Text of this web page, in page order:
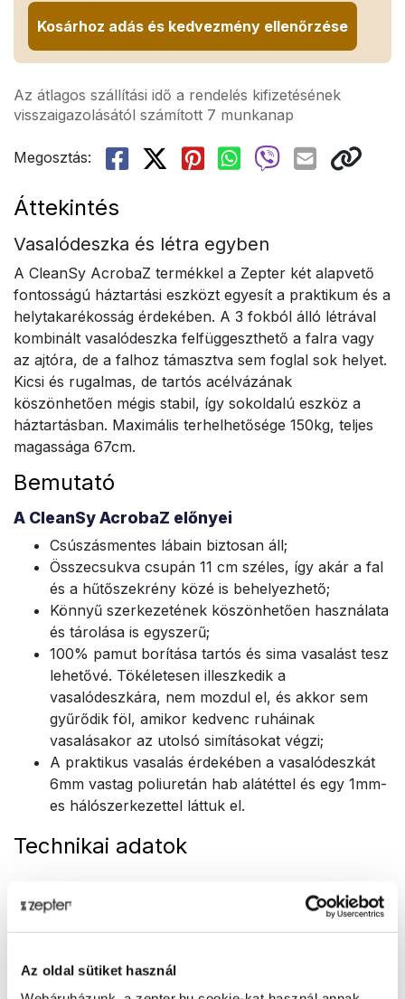
Az oldal sütiket használ
Kosárhoz adás és kedvezmény ellenőrzése
Az átlagos szállítási idő a rendelés kifizetésének
visszaigazolásától számított 7 munkanap
Megosztás:
Áttekintés
Vasalódeszka és létra egyben
A CleanSy AcrobaZ termékkel a Zepter két alapvető
fontosságú háztartási eszközt egyesít a praktikum és a
helytakarékosság érdekében. A 3 fokból álló létrával
kombinált vasalódeszka felfüggeszthető a falra vagy
az ajtóra, de a falhoz támasztva sem foglal sok helyet.
Kicsi és rugalmas, de tartós acélvázának
köszönhetően mégis stabil, így sokoldalú eszköz a
háztartásban. Maximális terhelhetősége 150kg, teljes
magassága 67cm.
Bemutató
A CleanSy AcrobaZ előnyei
Csúszásmentes lábain biztosan áll;
Összecsukva csupán 11 cm széles, így akár a fal
és a hűtőszekrény közé is behelyezhető;
Könnyű szerkezetének köszönhetően használata
és tárolása is egyszerű;
100% pamut borítása tartós és sima vasalást tesz
lehetővé. Tökéletesen illeszkedik a
vasalódeszkára, nem mozdul el, és akkor sem
gyűrődik föl, amikor kedvenc ruháinak
vasalásakor az utolsó simításokat végzi;
A praktikus vasalás érdekében a vasalódeszkát
6mm vastag poliuretán hab alátéttel és egy 1mm-
es hálószerkezettel láttuk el.
Technikai adatok
CIKKSZÁM
TERMÉK NEVE